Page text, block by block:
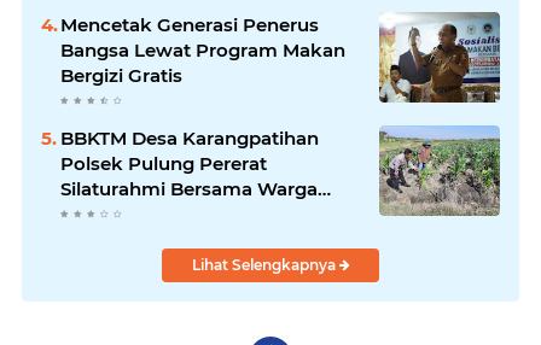
Mencetak Generasi Penerus
Bangsa Lewat Program Makan
Bergizi Gratis
BBKTM Desa Karangpatihan
Polsek Pulung Pererat
Silaturahmi Bersama Warga
Wujudkan Kamtibmas yang
Lihat Selengkapnya